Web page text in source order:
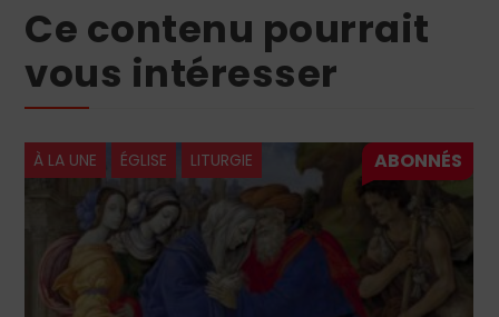
Ce contenu pourrait
vous intéresser
À LA UNE ÉGLISE LITURGIE